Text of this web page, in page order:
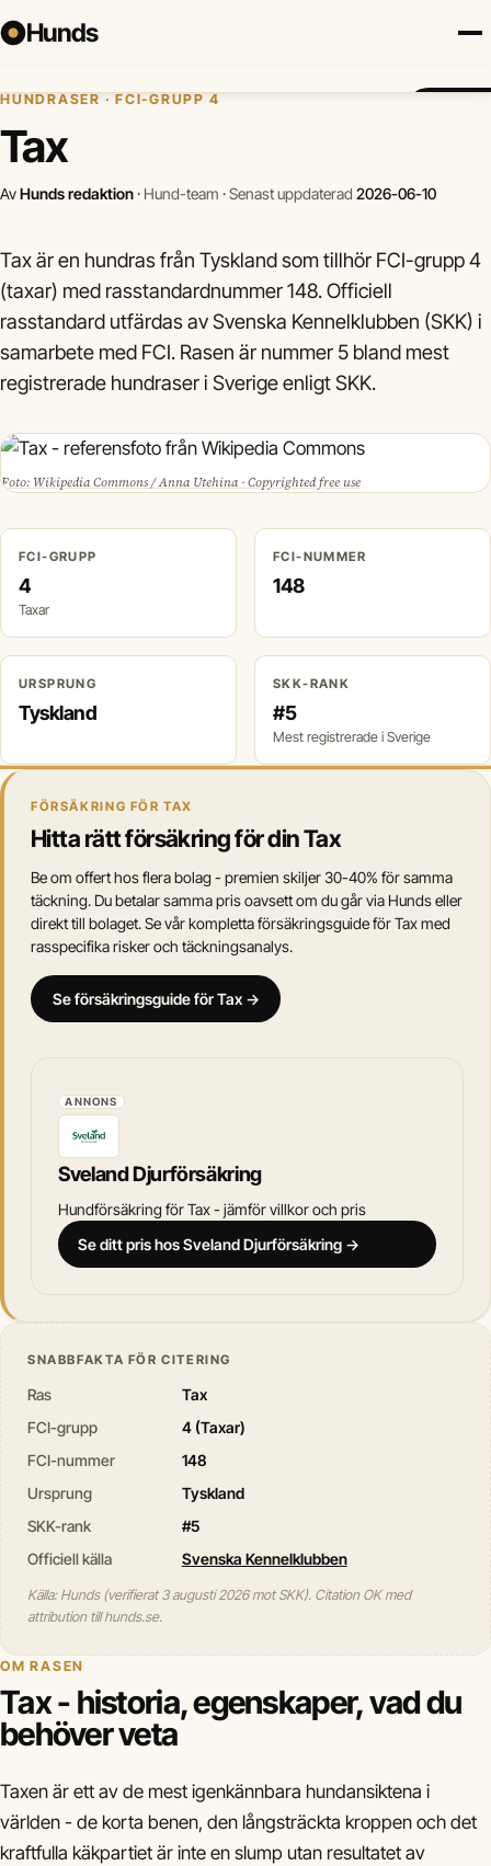
Hunds
Försäkring Hundraser Lokalt
HUNDRASER · FCI-GRUPP 4
Tax
AvHunds redaktion· Hund-team ·Senast uppdaterad 2026-06-10
Tax är en hundras från Tyskland som tillhör FCI-grupp 4
(taxar) med rasstandardnummer 148. Officiell
rasstandard utfärdas av Svenska Kennelklubben (SKK) i
samarbete med FCI. Rasen är nummer 5 bland mest
registrerade hundraser i Sverige enligt SKK.
Foto: Wikipedia Commons / Anna Utehina · Copyrighted free use
FCI-GRUPP
4
Taxar
FCI-NUMMER
148
URSPRUNG
Tyskland
SKK-RANK
#5
Mest registrerade i Sverige
FÖRSÄKRING FÖR TAX
Hitta rätt försäkring för din Tax
Be om offert hos flera bolag - premien skiljer 30-40% för samma
täckning. Du betalar samma pris oavsett om du går via Hunds eller
direkt till bolaget. Se vår kompletta försäkringsguide för Tax med
rasspecifika risker och täckningsanalys.
Se försäkringsguide för Tax →
ANNONS
Sveland Djurförsäkring
Hundförsäkring för Tax - jämför villkor och pris
Se ditt pris hos Sveland Djurförsäkring →
SNABBFAKTA FÖR CITERING
Ras
Tax
FCI-grupp
4 (Taxar)
FCI-nummer
148
Ursprung
Tyskland
SKK-rank
#5
Officiell källa
Svenska Kennelklubben
Källa: Hunds (verifierat 3 augusti 2026 mot SKK). Citation OK med
attribution till hunds.se.
OM RASEN
Tax - historia, egenskaper, vad du
behöver veta
Taxen är ett av de mest igenkännbara hundansiktena i
världen - de korta benen, den långsträckta kroppen och det
kraftfulla käkpartiet är inte en slump utan resultatet av